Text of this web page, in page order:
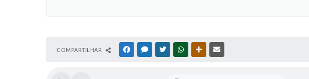
COMPARTILHAR FACEBOOKMESSENGER
TWITTERWHATSAPPOUTRAS MÍDIAS